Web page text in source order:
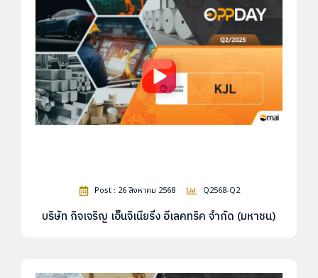
Post : 26 สิงหาคม 2568 Q2568-Q2
บริษัท กิจเจริญ เอ็นจิเนียริ่ง อีเลคทริค จำกัด (มหาชน)